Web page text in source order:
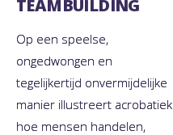
TEAMBUILDING
Op een speelse,
ongedwongen en
tegelijkertijd onvermijdelijke
manier illustreert acrobatiek
hoe mensen handelen,